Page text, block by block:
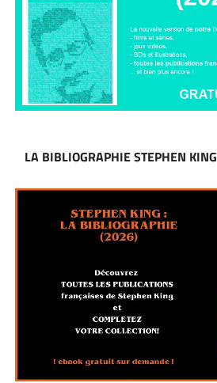
LA BIBLIOGRAPHIE STEPHEN KING